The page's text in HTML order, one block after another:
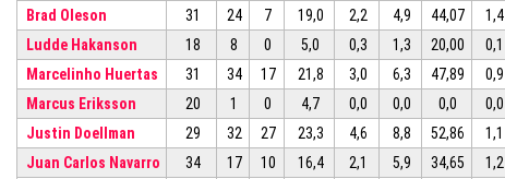
Brad Oleson
31 24 7 19,0 2,2 4,9 44,07 1,4
Ludde Hakanson
18 8 0 5,0 0,3 1,3 20,00 0,1
Marcelinho Huertas
31 34 17 21,8 3,0 6,3 47,89 0,9
Marcus Eriksson
20 1 0 4,7 0,0 0,0 0,0 0,0
Justin Doellman
29 32 27 23,3 4,6 8,8 52,86 1,1
Juan Carlos Navarro
34 17 10 16,4 2,1 5,9 34,65 1,2